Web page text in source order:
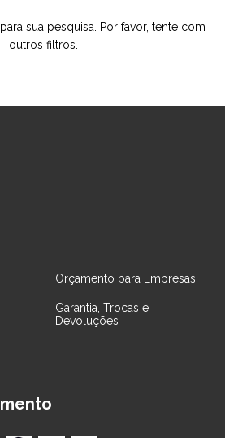
sua pesquisa. Por favor, tente com
outros filtros.
Orçamento para Empresas
Garantia, Trocas e
Devoluções